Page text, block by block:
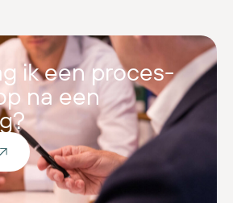
ik een proces-
na een